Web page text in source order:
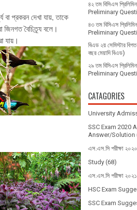
বাপ্রকরনদেখাযায়,তাকে
জিনগতবৈচিত্র্যবলে ।
যায় ।
৪২ তম বিসিএস
Preliminary
৪৩ তম বিসিএস
Preliminary
বিএড ২য় সেমিস্টার
বছর মেয়াদি বিএড)
২৯ তম বিসিএস
Preliminary
CATAGORIES
University
SSC Exam 2020
Answer/Solution
এস.এস.সি পরীক্ষা
Study (68)
এস.এস.সি পরীক্ষা
HSC Exam
SSC Exam